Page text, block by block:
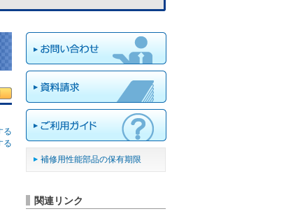
る
る
補修用性能部品の保有期限
関連リンク